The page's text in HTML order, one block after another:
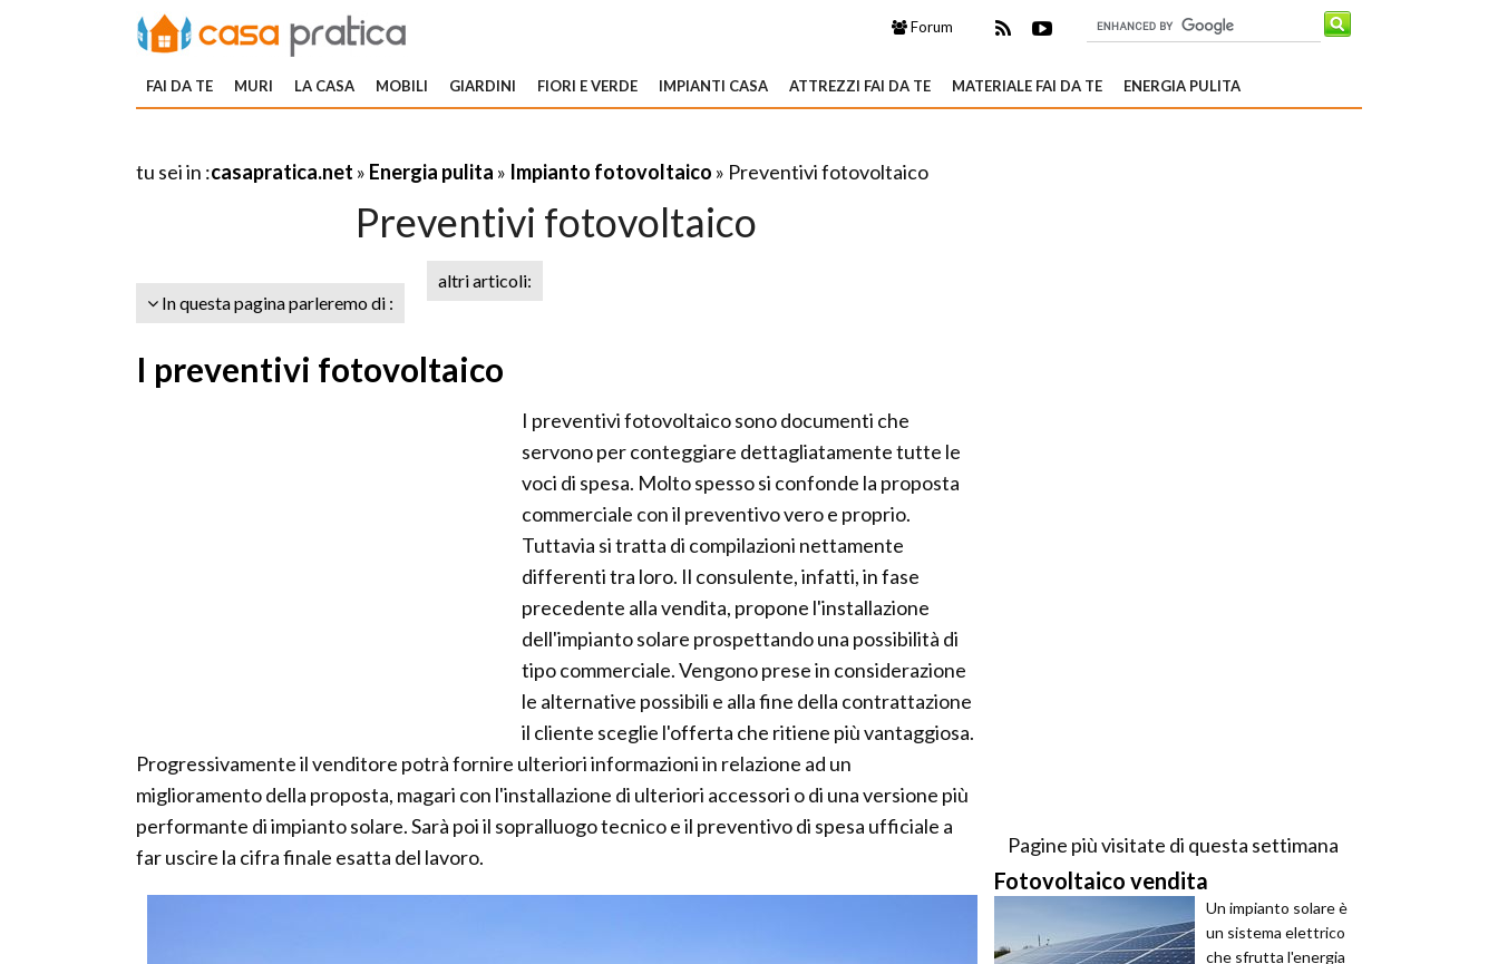
Forum
FAI DA TE MURI LA CASA MOBILI GIARDINI FIORI E VERDE IMPIANTI CASA ATTREZZI FAI DA TE MATERIALE FAI DA TE ENERGIA PULITA
tu sei in :casapratica.net » Energia pulita » Impianto fotovoltaico » Preventivi fotovoltaico
Preventivi fotovoltaico
In questa pagina parleremo di :
altri articoli:
I preventivi fotovoltaico
I preventivi fotovoltaico sono documenti che
servono per conteggiare dettagliatamente tutte le
voci di spesa. Molto spesso si confonde la proposta
commerciale con il preventivo vero e proprio.
Tuttavia si tratta di compilazioni nettamente
differenti tra loro. Il consulente, infatti, in fase
precedente alla vendita, propone l'installazione
dell'impianto solare prospettando una possibilità di
tipo commerciale. Vengono prese in considerazione
le alternative possibili e alla fine della contrattazione
il cliente sceglie l'offerta che ritiene più vantaggiosa.
Progressivamente il venditore potrà fornire ulteriori informazioni in relazione ad un
miglioramento della proposta, magari con l'installazione di ulteriori accessori o di una versione più
performante di impianto solare. Sarà poi il sopralluogo tecnico e il preventivo di spesa ufficiale a
far uscire la cifra finale esatta del lavoro.
Pagine più visitate di questa settimana
Fotovoltaico vendita
Un impianto solare è
un sistema elettrico
che sfrutta l'energia